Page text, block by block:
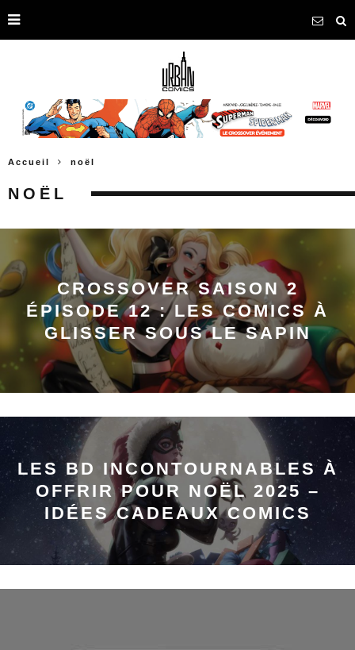
Accueil noël
NOËL
CROSSOVER SAISON 2
ÉPISODE 12 : LES COMICS À
GLISSER SOUS LE SAPIN
LES BD INCONTOURNABLES À
OFFRIR POUR NOËL 2025 –
IDÉES CADEAUX COMICS